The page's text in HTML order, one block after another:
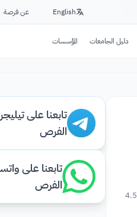
English عن فرصة
دليل الجامعات المؤسسات
4.5
تابعنا على
الفرص
تابعنا على
الفرص